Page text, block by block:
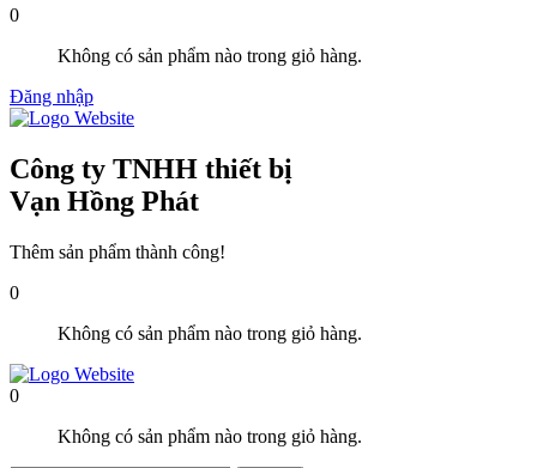
0
Không có sản phẩm nào trong giỏ hàng.
Đăng nhập
Công ty TNHH thiết bị
Vạn Hồng Phát
Thêm sản phẩm thành công!
0
Không có sản phẩm nào trong giỏ hàng.
0
Không có sản phẩm nào trong giỏ hàng.